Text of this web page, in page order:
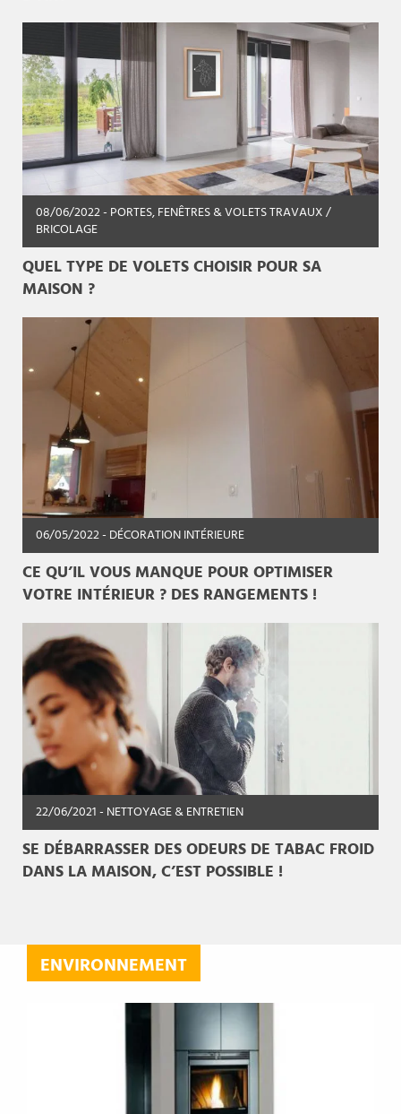
08/06/2022- PORTES, FENÊTRES & VOLETS TRAVAUX /
BRICOLAGE
QUEL TYPE DE VOLETS CHOISIR POUR SA
MAISON ?
06/05/2022- DÉCORATION INTÉRIEURE
CE QU’IL VOUS MANQUE POUR OPTIMISER
VOTRE INTÉRIEUR ? DES RANGEMENTS !
22/06/2021- NETTOYAGE & ENTRETIEN
SE DÉBARRASSER DES ODEURS DE TABAC FROID
DANS LA MAISON, C’EST POSSIBLE !
ENVIRONNEMENT